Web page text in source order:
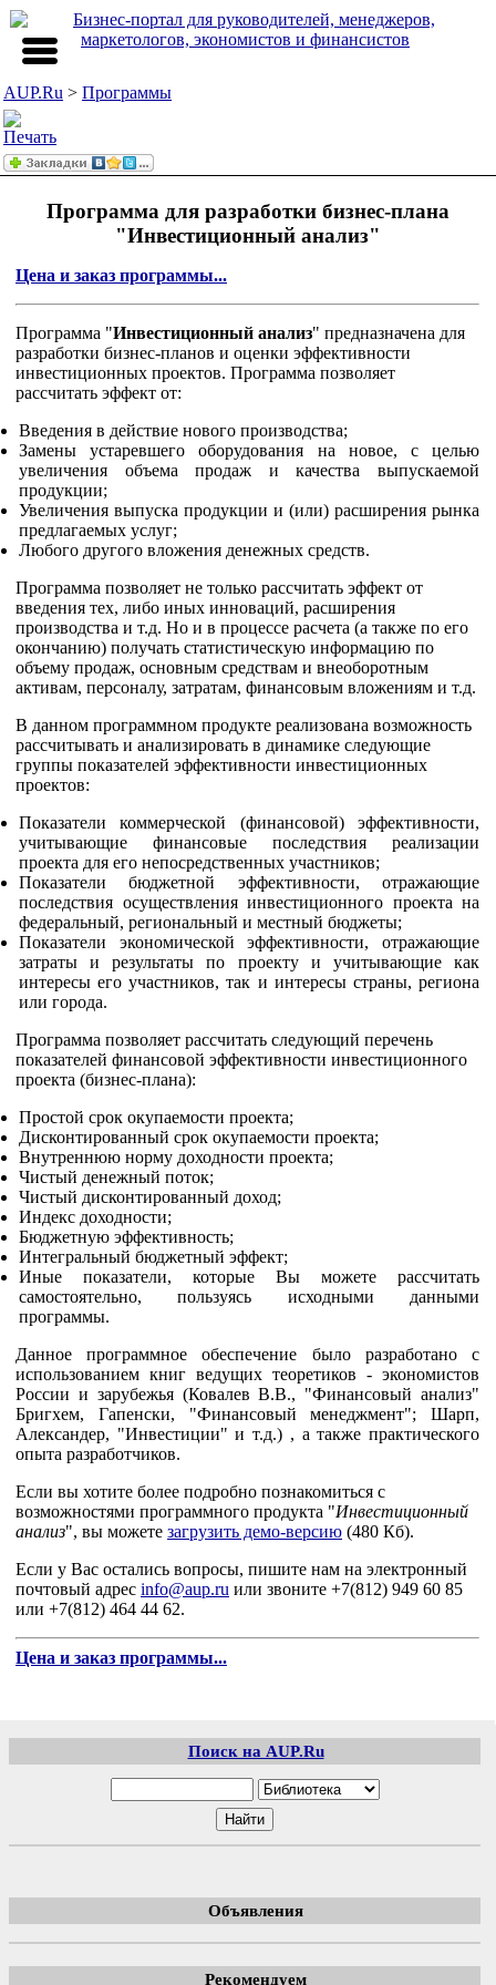
AUP.Ru > Программы
Программа для разработки бизнес-плана
"Инвестиционный анализ"
Цена и заказ программы...
Программа "Инвестиционный анализ" предназначена для
разработки бизнес-планов и оценки эффективности
инвестиционных проектов. Программа позволяет
рассчитать эффект от:
Введения в действие нового производства;
Замены устаревшего оборудования на новое, с целью
увеличения объема продаж и качества выпускаемой
продукции;
Увеличения выпуска продукции и (или) расширения рынка
предлагаемых услуг;
Любого другого вложения денежных средств.
Программа позволяет не только рассчитать эффект от
введения тех, либо иных инноваций, расширения
производства и т.д. Но и в процессе расчета (а также по его
окончанию) получать статистическую информацию по
объему продаж, основным средствам и внеоборотным
активам, персоналу, затратам, финансовым вложениям и т.д.
В данном программном продукте реализована возможность
рассчитывать и анализировать в динамике следующие
группы показателей эффективности инвестиционных
проектов:
Показатели коммерческой (финансовой) эффективности,
учитывающие финансовые последствия реализации
проекта для его непосредственных участников;
Показатели бюджетной эффективности, отражающие
последствия осуществления инвестиционного проекта на
федеральный, региональный и местный бюджеты;
Показатели экономической эффективности, отражающие
затраты и результаты по проекту и учитывающие как
интересы его участников, так и интересы страны, региона
или города.
Программа позволяет рассчитать следующий перечень
показателей финансовой эффективности инвестиционного
проекта (бизнес-плана):
Простой срок окупаемости проекта;
Дисконтированный срок окупаемости проекта;
Внутреннюю норму доходности проекта;
Чистый денежный поток;
Чистый дисконтированный доход;
Индекс доходности;
Бюджетную эффективность;
Интегральный бюджетный эффект;
Иные показатели, которые Вы можете рассчитать
самостоятельно, пользуясь исходными данными
программы.
Данное программное обеспечение было разработано с
использованием книг ведущих теоретиков - экономистов
России и зарубежья (Ковалев В.В., "Финансовый анализ"
Бригхем, Гапенски, "Финансовый менеджмент"; Шарп,
Александер, "Инвестиции" и т.д.) , а также практического
опыта разработчиков.
Если вы хотите более подробно познакомиться с
возможностями программного продукта "Инвестиционный
анализ", вы можете загрузить демо-версию (480 Кб).
Если у Вас остались вопросы, пишите нам на электронный
почтовый адрес info@aup.ru или звоните +7(812) 949 60 85
или +7(812) 464 44 62.
Цена и заказ программы...
Поиск на AUP.Ru
Объявления
Рекомендуем